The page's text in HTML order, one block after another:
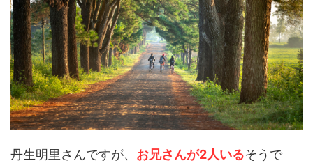
丹生明里さんですが、 お兄さんが2人いるそうで